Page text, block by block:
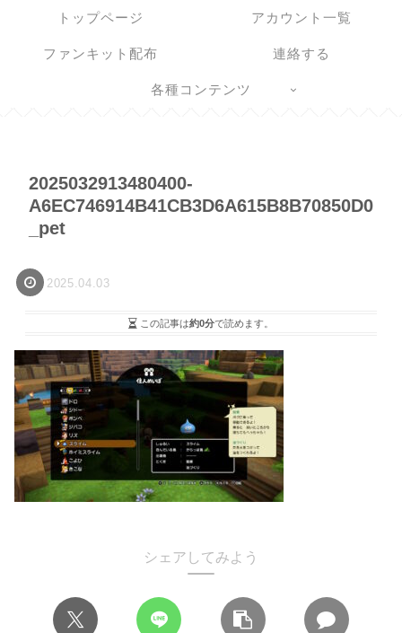
トップページ アカウント一覧
ファンキット配布 連絡する
各種コンテンツ
2025032913480400-
A6EC746914B41CB3D6A615B8B70850D0
_pet
2025.04.03
この記事は約0分で読めます。
シェアしてみよう